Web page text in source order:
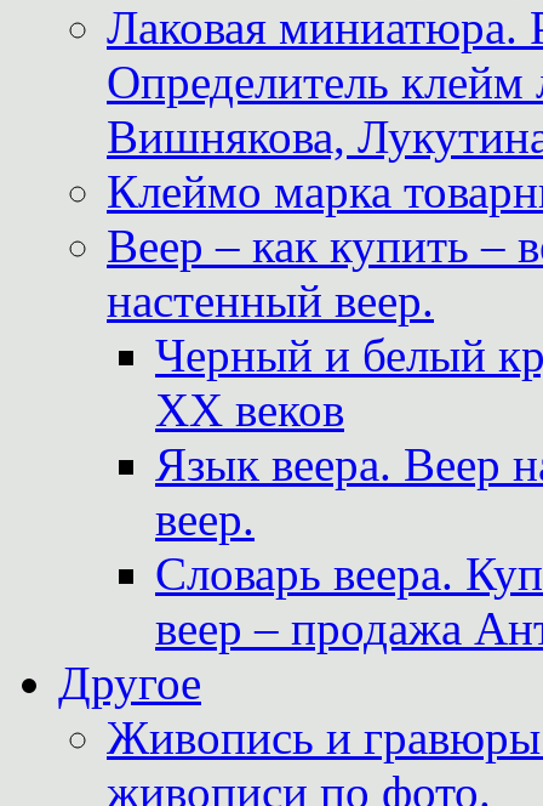
Лаковая миниатюра.
Определитель
Вишнякова,
Клеймо марка
Веер – как купить –
настенный веер.
Черный и белый
XX веков
Язык веера. Веер
веер.
Словарь веера.
веер – продажа
Другое
Живопись и
живописи по фото.